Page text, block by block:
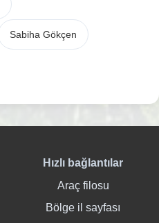
Sabiha Gökçen
Hızlı bağlantılar
Araç filosu
Bölge il sayfası